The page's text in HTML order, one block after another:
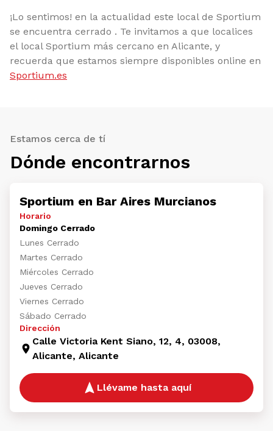
¡Lo sentimos! en la actualidad este local de Sportium
se encuentra cerrado . Te invitamos a que localices
el local Sportium más cercano en Alicante, y
recuerda que estamos siempre disponibles online en
Sportium.es
Estamos cerca de tí
Dónde encontrarnos
Sportium en Bar Aires Murcianos
Horario
Domingo Cerrado
Lunes Cerrado
Martes Cerrado
Miércoles Cerrado
Jueves Cerrado
Viernes Cerrado
Sábado Cerrado
Dirección
Calle Victoria Kent Siano, 12, 4, 03008,
Alicante, Alicante
Llévame hasta aquí